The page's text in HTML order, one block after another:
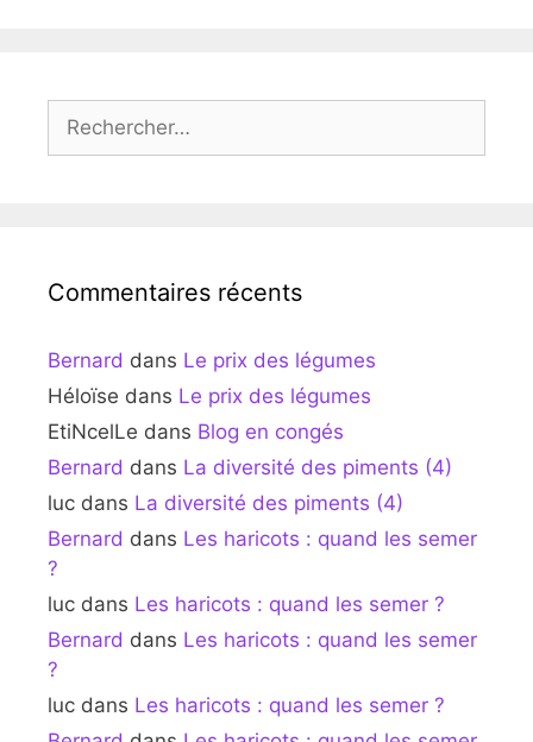
Rechercher :
Commentaires récents
Bernard dans Le prix des légumes
Héloïse dans Le prix des légumes
EtiNcelLe dans Blog en congés
Bernard dans La diversité des piments (4)
luc dans La diversité des piments (4)
Bernard dans Les haricots : quand les semer
?
luc dans Les haricots : quand les semer ?
Bernard dans Les haricots : quand les semer
?
luc dans Les haricots : quand les semer ?